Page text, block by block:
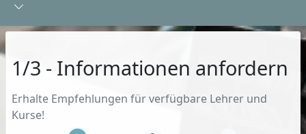
1/3 - Informationen anfordern
Erhalte Empfehlungen für verfügbare Lehrer und
Kurse!